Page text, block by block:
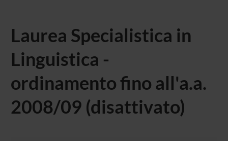
Laurea Specialistica in
Linguistica -
ordinamento fino all'a.a.
2008/09 (disattivato)